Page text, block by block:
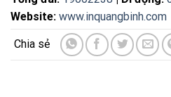
Website: www.inquangbinh.com